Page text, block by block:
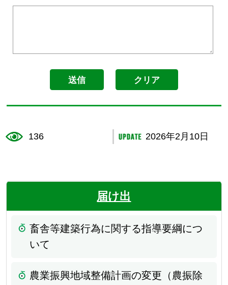
136 2026年2月10日
届け出
畜舎等建築行為に関する指導要綱につ
いて
農業振興地域整備計画の変更（農振除